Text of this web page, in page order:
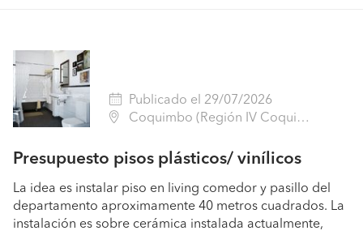
Publicado el 29/07/2026
Coquimbo (Región IV Coquimbo - Elqui)
Presupuesto pisos plásticos/ vinílicos
La idea es instalar piso en living comedor y pasillo del
departamento aproximamente 40 metros cuadrados. La
instalación es sobre cerámica instalada actualmente,